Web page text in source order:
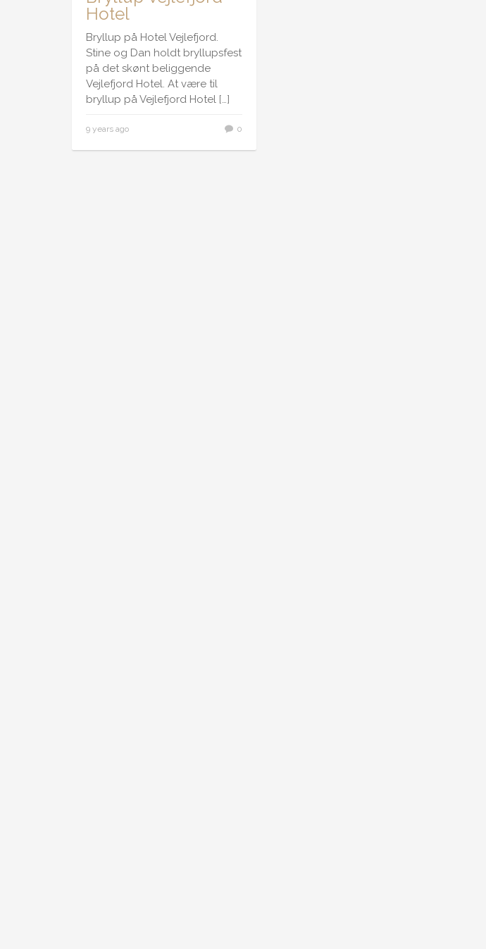
Hotel
Bryllup på Hotel Vejlefjord.
Stine og Dan holdt bryllupsfest
på det skønt beliggende
Vejlefjord Hotel. At være til
bryllup på Vejlefjord Hotel […]
9 years ago 0